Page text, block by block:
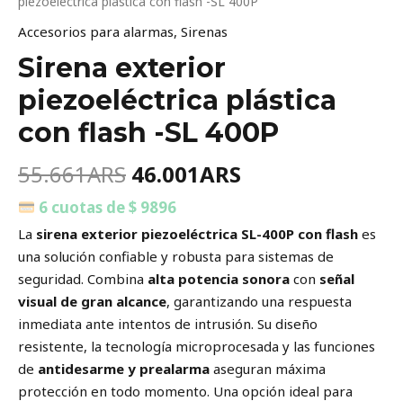
Accesorios para alarmas, Sirenas
Sirena exterior
piezoeléctrica plástica
con flash -SL 400P
55.661ARS 46.001ARS
6 cuotas de $ 9896
La sirena exterior piezoeléctrica SL-400P con flash es
una solución confiable y robusta para sistemas de
seguridad. Combina alta potencia sonora con señal
visual de gran alcance, garantizando una respuesta
inmediata ante intentos de intrusión. Su diseño
resistente, la tecnología microprocesada y las funciones
de antidesarme y prealarma aseguran máxima
protección en todo momento. Una opción ideal para